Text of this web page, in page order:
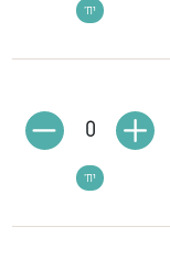
יח'
יח'
0